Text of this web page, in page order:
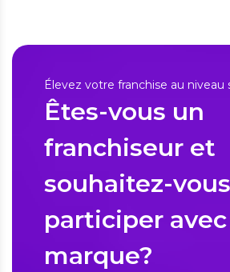
Élevez votre franchise au niveau
Êtes-vous un
franchiseur et
souhaitez-vous
participer
marque?